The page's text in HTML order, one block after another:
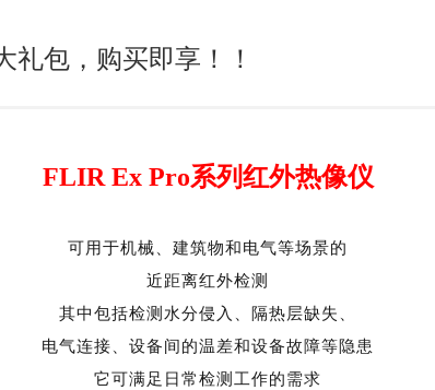
礼包，购买即享！！
FLIR Ex Pro系列红外热像仪
可用于机械、建筑物和电气等场景的
近距离红外检测
其中包括检测水分侵入、隔热层缺失、
电气连接、设备间的温差和设备故障等隐患
它可满足日常检测工作的需求